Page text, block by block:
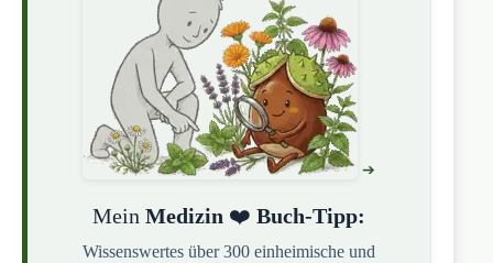
MeinMedizin ❤️Buch-Tipp:
Wissenswertes über 300 einheimische und